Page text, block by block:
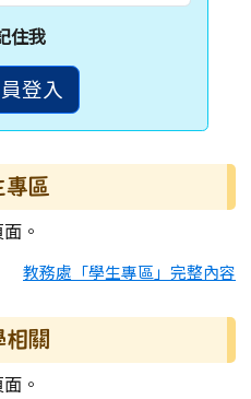
住我
登入
專區
。
教務處「學生專區」完整內容
相關
。